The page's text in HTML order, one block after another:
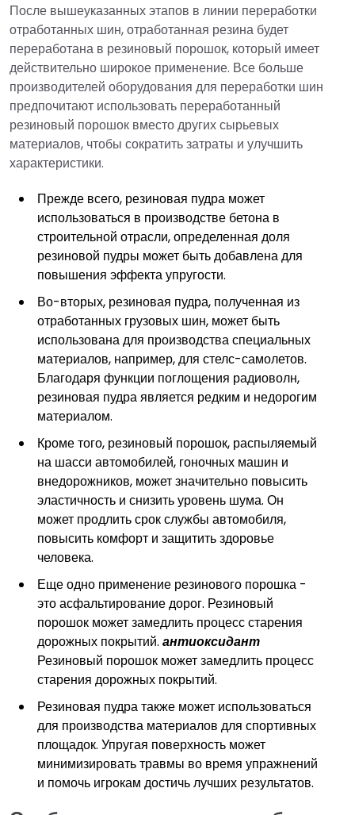
После вышеуказанных этапов в линии переработки
отработанных шин, отработанная резина будет
переработана в резиновый порошок, который имеет
действительно широкое применение. Все больше
производителей оборудования для переработки шин
предпочитают использовать переработанный
резиновый порошок вместо других сырьевых
материалов, чтобы сократить затраты и улучшить
характеристики.
Прежде всего, резиновая пудра может
использоваться в производстве бетона в
строительной отрасли, определенная доля
резиновой пудры может быть добавлена для
повышения эффекта упругости.
Во-вторых, резиновая пудра, полученная из
отработанных грузовых шин, может быть
использована для производства специальных
материалов, например, для стелс-самолетов.
Благодаря функции поглощения радиоволн,
резиновая пудра является редким и недорогим
материалом.
Кроме того, резиновый порошок, распыляемый
на шасси автомобилей, гоночных машин и
внедорожников, может значительно повысить
эластичность и снизить уровень шума. Он
может продлить срок службы автомобиля,
повысить комфорт и защитить здоровье
человека.
Еще одно применение резинового порошка -
это асфальтирование дорог. Резиновый
порошок может замедлить процесс старения
дорожных покрытий. антиоксидант
Резиновый порошок может замедлить процесс
старения дорожных покрытий.
Резиновая пудра также может использоваться
для производства материалов для спортивных
площадок. Упругая поверхность может
минимизировать травмы во время упражнений
и помочь игрокам достичь лучших результатов.